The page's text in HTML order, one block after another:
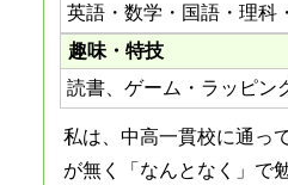
英語・数学・国語・理科
趣味・特技
読書、ゲーム・ラッピン
私は、中高一貫校に通っ
が無く「なんとなく」で